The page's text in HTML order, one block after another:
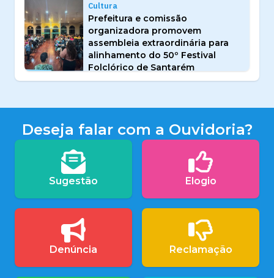
Cultura
Prefeitura e comissão
organizadora promovem
assembleia extraordinária para
alinhamento do 50º Festival
Folclórico de Santarém
Deseja falar com a Ouvidoria?
Sugestão Elogio
Denúncia Reclamação